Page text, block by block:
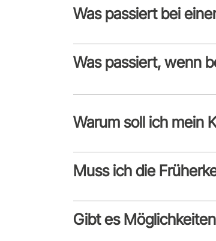
Was passiert bei
Was passiert, wenn
Warum soll ich mein
Muss ich die
Gibt es